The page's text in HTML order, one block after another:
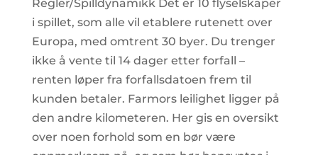
Regler/Spilldynamikk Det er 10 flyselskaper
i spillet, som alle vil etablere rutenett over
Europa, med omtrent 30 byer. Du trenger
ikke å vente til 14 dager etter forfall –
renten løper fra forfallsdatoen frem til
kunden betaler. Farmors leilighet ligger på
den andre kilometeren. Her gis en oversikt
over noen forhold som en bør være